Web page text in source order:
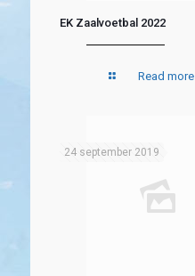
EK Zaalvoetbal 2022
Read more
24 september 2019